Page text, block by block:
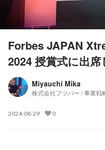
Forbes JAPAN
2024 授賞式に出席
Miyauchi Mika
株式会社フツパー / 事業
2024-08-29 0